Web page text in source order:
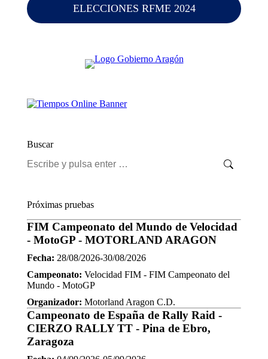
ELECCIONES RFME 2024
Buscar
Buscar:
Próximas pruebas
FIM Campeonato del Mundo de Velocidad
- MotoGP - MOTORLAND ARAGON
Fecha: 28/08/2026-30/08/2026
Campeonato: Velocidad FIM - FIM Campeonato del
Mundo - MotoGP
Organizador: Motorland Aragon C.D.
Campeonato de España de Rally Raid -
CIERZO RALLY TT - Pina de Ebro,
Zaragoza